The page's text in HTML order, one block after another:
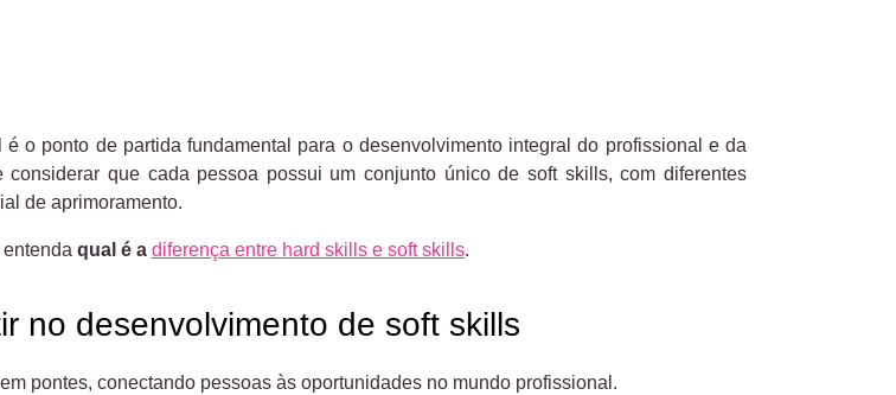
o ponto de partida fundamental para o desenvolvimento integral do profissional e da
considerar que cada pessoa possui um conjunto único de soft skills, com diferentes
de aprimoramento.
qual é a diferença entre hard skills e soft skills.
no desenvolvimento de soft skills
pontes, conectando pessoas às oportunidades no mundo profissional.